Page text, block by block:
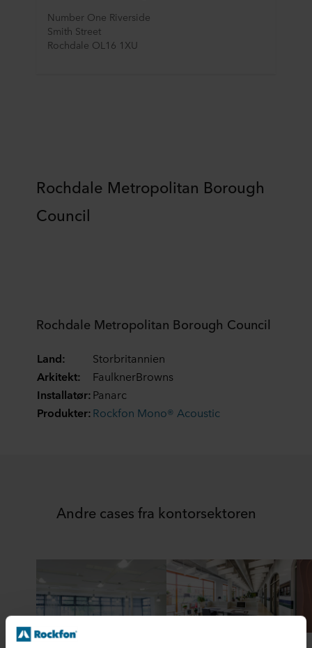
Number One Riverside
Smith Street
Rochdale OL16 1XU
Rochdale Metropolitan Borough
Council
Rochdale Metropolitan Borough Council
Land:
Storbritannien
Arkitekt:
FaulknerBrowns
Installatør:Panarc
Produkter:Rockfon Mono® Acoustic
Andre cases fra kontorsektoren